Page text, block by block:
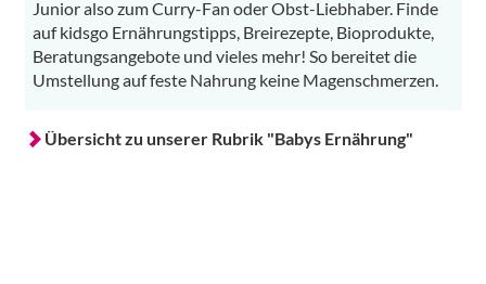
Junior also zum Curry-Fan oder Obst-Liebhaber. Finde
auf kidsgo Ernährungstipps, Breirezepte, Bioprodukte,
Beratungsangebote und vieles mehr! So bereitet die
Umstellung auf feste Nahrung keine Magenschmerzen.
Übersicht zu unserer Rubrik "Babys Ernährung"